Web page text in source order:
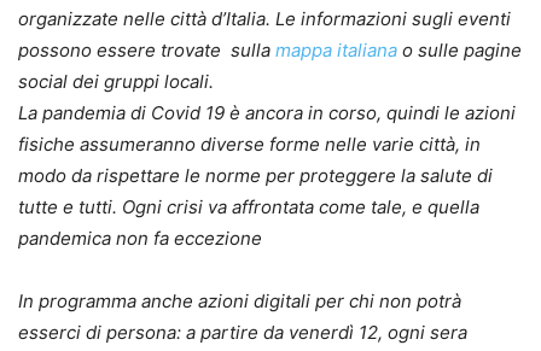
organizzate nelle città d’Italia. Le informazioni sugli eventi
possono essere trovate sulla mappa italiana o sulle pagine
social dei gruppi locali.
La pandemia di Covid 19 è ancora in corso, quindi le azioni
fisiche assumeranno diverse forme nelle varie città, in
modo da rispettare le norme per proteggere la salute di
tutte e tutti. Ogni crisi va affrontata come tale, e quella
pandemica non fa eccezione
In programma anche azioni digitali per chi non potrà
esserci di persona: a partire da venerdì 12, ogni sera